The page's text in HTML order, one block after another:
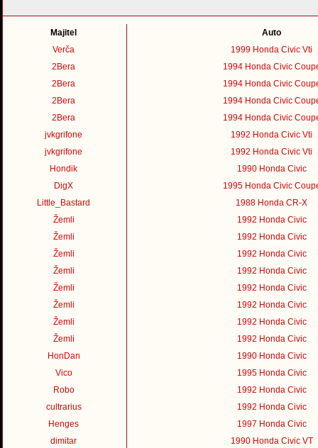
Majitel
Auto
Verča
1999 Honda Civic Vti
2Bera
1994 Honda Civic
2Bera
1994 Honda Civic
2Bera
1994 Honda Civic
2Bera
1994 Honda Civic
jvkgrifone
1992 Honda Civic Vti
jvkgrifone
1992 Honda Civic Vti
Hondik
1990 Honda Civic
DigX
1995 Honda Civic
Little_Bastard
1988 Honda CR-X
Žemli
1992 Honda Civic
Žemli
1992 Honda Civic
Žemli
1992 Honda Civic
Žemli
1992 Honda Civic
Žemli
1992 Honda Civic
Žemli
1992 Honda Civic
Žemli
1992 Honda Civic
Žemli
1992 Honda Civic
HonDan
1990 Honda Civic
Vico
1995 Honda Civic
Robo
1992 Honda Civic
cultrarius
1992 Honda Civic
Henges
1997 Honda Civic
dimitar
1990 Honda Civic VT